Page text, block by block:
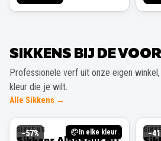
SIKKENS BIJ DE
Professionele verf uit onze eigen
kleur die je wilt.
Alle Sikkens →
−57% In elke kleur
SIKKENS −41